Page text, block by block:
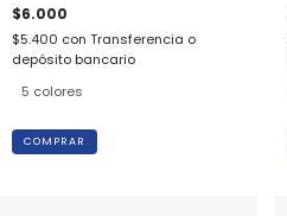
$6.000
$5.400 con Transferencia o
depósito bancario
5 colores
COMPRAR